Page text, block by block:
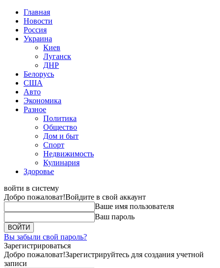
Главная
Новости
Россия
Украина
Киев
Луганск
ДНР
Белорусь
США
Авто
Экономика
Разное
Политика
Общество
Дом и быт
Спорт
Недвижимость
Кулинария
Здоровье
войти в систему
Добро пожаловат!Войдите в свой аккаунт
Ваше имя пользователя
Ваш пароль
Вы забыли свой пароль?
Зарегистрироваться
Добро пожаловат!Зарегистрируйтесь для создания учетной
записи